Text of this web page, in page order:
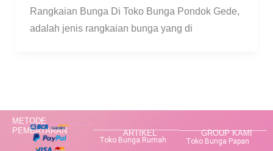
Rangkaian Bunga Di Toko Bunga Pondok Gede,
adalah jenis rangkaian bunga yang di
METODE
PEMBAYARAN
ARTIKEL
Toko Bunga Rumah
GROUP KAMI
Toko Bunga Papan